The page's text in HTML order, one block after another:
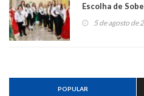
Escolha de
5 de agosto de
POPULAR